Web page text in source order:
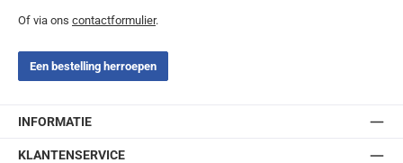
Of via ons contactformulier.
Een bestelling herroepen
INFORMATIE
KLANTENSERVICE